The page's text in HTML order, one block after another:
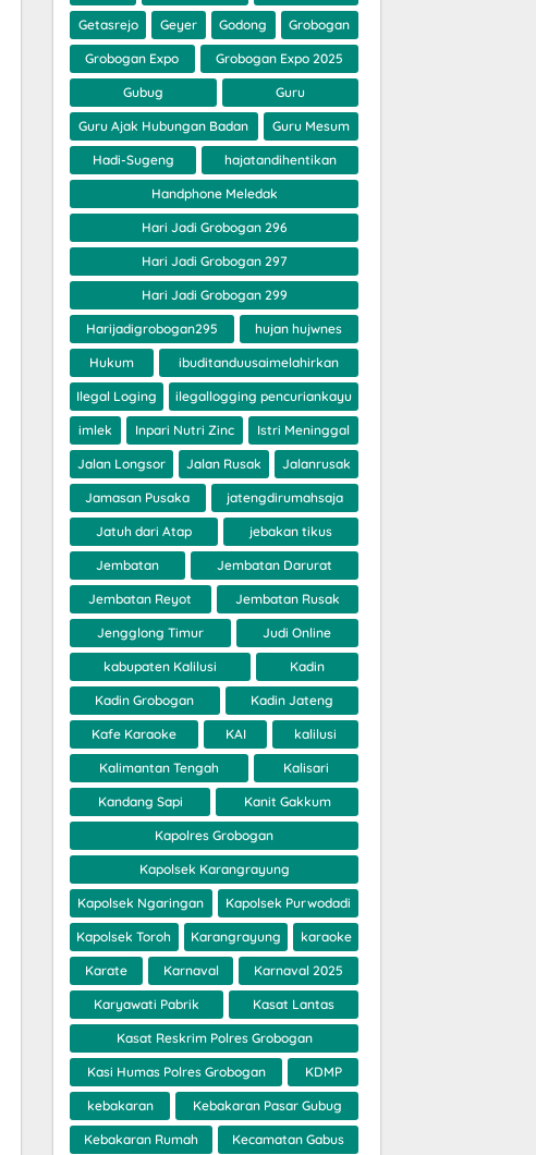
Getasrejo Geyer Godong Grobogan
Grobogan Expo Grobogan Expo 2025
Gubug Guru
Guru Ajak Hubungan Badan Guru Mesum
Hadi-Sugeng hajatandihentikan
Handphone Meledak
Hari Jadi Grobogan 296
Hari Jadi Grobogan 297
Hari Jadi Grobogan 299
Harijadigrobogan295 hujan hujwnes
Hukum ibuditanduusaimelahirkan
Ilegal Loging ilegallogging pencuriankayu
imlek Inpari Nutri Zinc Istri Meninggal
Jalan Longsor Jalan Rusak Jalanrusak
Jamasan Pusaka jatengdirumahsaja
Jatuh dari Atap jebakan tikus
Jembatan Jembatan Darurat
Jembatan Reyot Jembatan Rusak
Jengglong Timur Judi Online
kabupaten Kalilusi Kadin
Kadin Grobogan Kadin Jateng
Kafe Karaoke KAI kalilusi
Kalimantan Tengah Kalisari
Kandang Sapi Kanit Gakkum
Kapolres Grobogan
Kapolsek Karangrayung
Kapolsek Ngaringan Kapolsek Purwodadi
Kapolsek Toroh Karangrayung karaoke
Karate Karnaval Karnaval 2025
Karyawati Pabrik Kasat Lantas
Kasat Reskrim Polres Grobogan
Kasi Humas Polres Grobogan KDMP
kebakaran Kebakaran Pasar Gubug
Kebakaran Rumah Kecamatan Gabus